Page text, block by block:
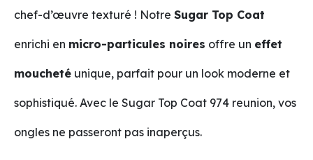
chef-d’œuvre texturé ! Notre Sugar Top Coat
enrichi en micro-particules noires offre un effet
moucheté unique, parfait pour un look moderne et
sophistiqué. Avec le Sugar Top Coat 974 reunion, vos
ongles ne passeront pas inaperçus.